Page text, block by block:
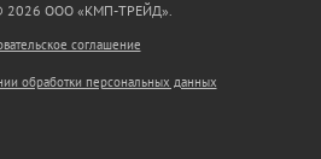
2026 ООО «КМП-ТРЕЙД».
соглашение
обработки персональных данных